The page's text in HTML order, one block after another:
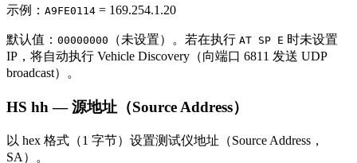
示例： A9FE0114 = 169.254.1.20
默认值： 00000000 （未设置）。若在执行 AT SP E 时未设置
IP，将自动执行 Vehicle Discovery（向端口 6811 发送 UDP
broadcast）。
HS hh — 源地址（Source Address）
以 hex 格式（1 字节）设置测试仪地址（Source Address，
SA）。